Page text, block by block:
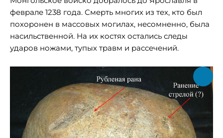
феврале 1238 года. Смерть многих из тех, кто был
похоронен в массовых могилах, несомненно, была
насильственной. На их костях остались следы
ударов ножами, тупых травм и рассечений.